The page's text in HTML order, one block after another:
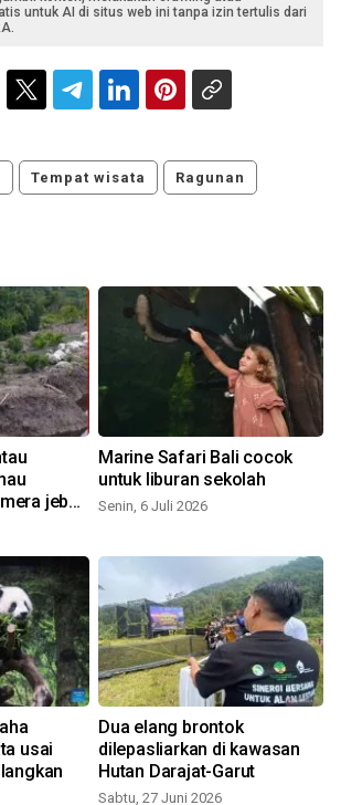
untuk AI di situs web ini tanpa izin tertulis dari
Tempat wisata Ragunan
jebak
Marine Safari Bali cocok
untuk liburan sekolah
Senin, 6 Juli 2026
usai
Dua elang brontok
dilepasliarkan di kawasan
Hutan Darajat-Garut
Sabtu, 27 Juni 2026